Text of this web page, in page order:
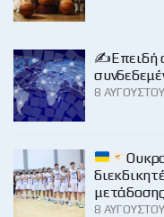
✍️Επειδή
8
8